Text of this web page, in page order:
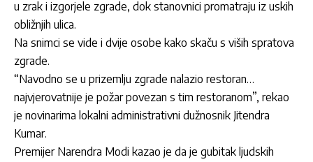
u zrak i izgorjele zgrade, dok stanovnici promatraju iz uskih
obližnjih ulica.
Na snimci se vide i dvije osobe kako skaču s viših spratova
zgrade.
“Navodno se u prizemlju zgrade nalazio restoran…
najvjerovatnije je požar povezan s tim restoranom”, rekao
je novinarima lokalni administrativni dužnosnik Jitendra
Kumar.
Premijer Narendra Modi kazao je da je gubitak ljudskih